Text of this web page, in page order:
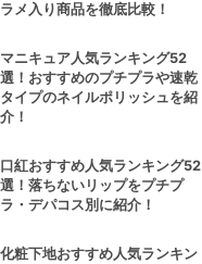
ラメ入り商品を徹底比較！
マニキュア人気ランキング52
選！おすすめのプチプラや速乾
タイプのネイルポリッシュを紹
介！
口紅おすすめ人気ランキング52
選！落ちないリップをプチプ
ラ・デパコス別に紹介！
化粧下地おすすめ人気ランキン